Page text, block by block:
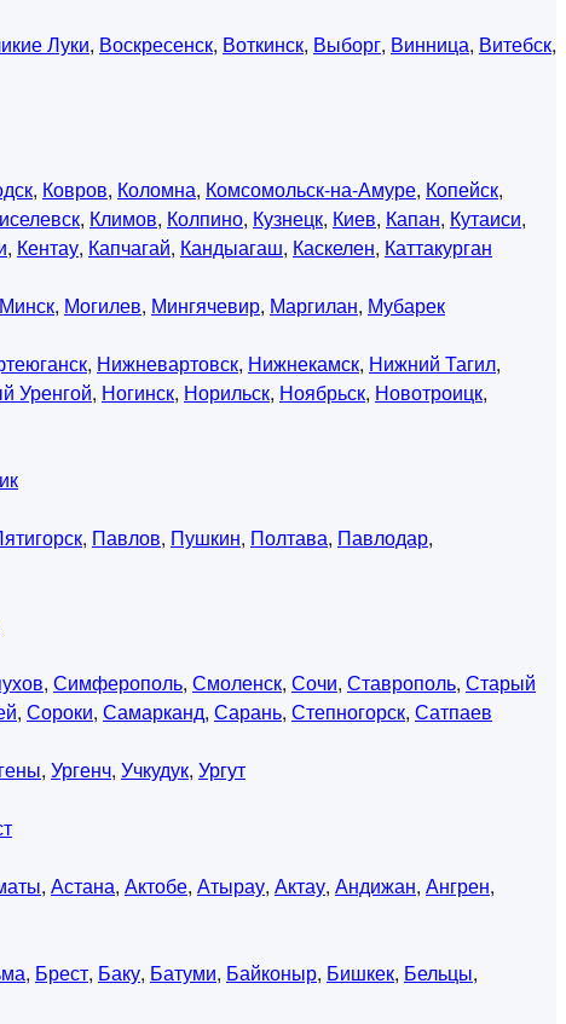
Луки, Воскресенск, Воткинск, Выборг, Винница, Витебск,
, Ковров, Коломна, Комсомольск-на-Амуре, Копейск,
, Климов, Колпино, Кузнецк, Киев, Капан, Кутаиси,
, Кентау, Капчагай, Кандыагаш, Каскелен, Каттакурган
Минск, Могилев, Мингячевир, Маргилан, Мубарек
, Нижневартовск, Нижнекамск, Нижний Тагил,
Уренгой, Ногинск, Норильск, Ноябрьск, Новотроицк,
, Павлов, Пушкин, Полтава, Павлодар,
, Симферополь, Смоленск, Сочи, Ставрополь, Старый
, Сороки, Самарканд, Сарань, Степногорск, Сатпаев
, Ургенч, Учкудук, Ургут
, Астана, Актобе, Атырау, Актау, Андижан, Ангрен,
, Брест, Баку, Батуми, Байконыр, Бишкек, Бельцы,